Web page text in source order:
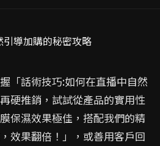
「話術技巧:如何在直播中自然
硬推銷，試試從產品的實用性
保濕效果極佳，搭配我們的精
效果翻倍！」，或善用客戶回